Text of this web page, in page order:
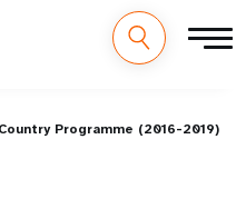
Programme (2016-2019)